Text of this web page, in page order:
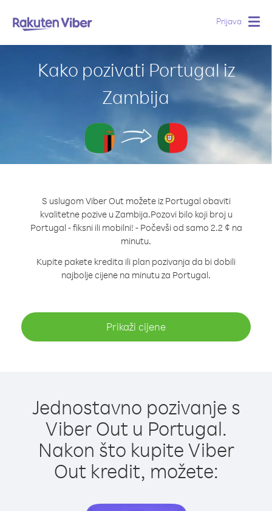
Prijava
Kako pozivati Portugal iz
Zambija
S uslugom Viber Out možete iz Portugal obaviti
kvalitetne pozive u Zambija.Pozovi bilo koji broj u
Portugal - fiksni ili mobilni! - Počevši od samo 2.2 ¢ na
minutu.
Kupite pakete kredita ili plan pozivanja da bi dobili
najbolje cijene na minutu za Portugal.
Prikaži cijene
Jednostavno pozivanje s
Viber Out u Portugal.
Nakon što kupite Viber
Out kredit, možete: